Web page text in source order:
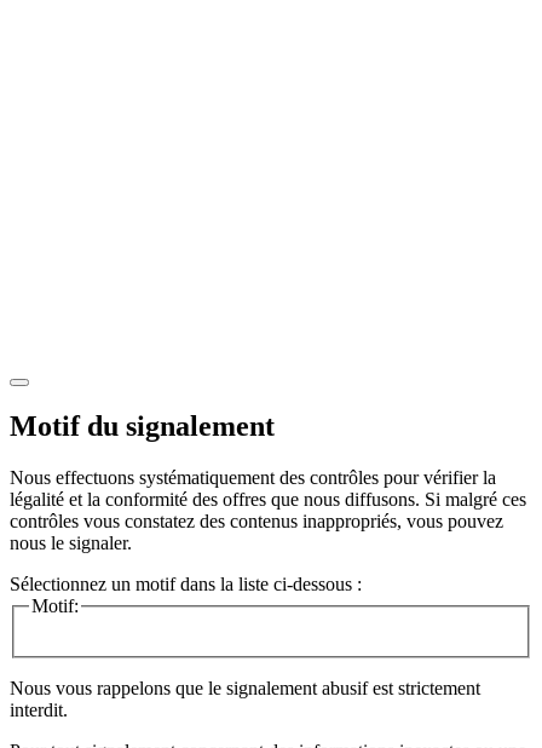
Motif du signalement
Nous effectuons systématiquement des contrôles pour vérifier la
légalité et la conformité des offres que nous diffusons. Si malgré ces
contrôles vous constatez des contenus inappropriés, vous pouvez
nous le signaler.
Sélectionnez un motif dans la liste ci-dessous :
Motif:
Nous vous rappelons que le signalement abusif est strictement
interdit.